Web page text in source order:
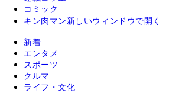
コミック
キン肉マン 新しいウィンドウで開く
新着
エンタメ
スポーツ
クルマ
ライフ・文化